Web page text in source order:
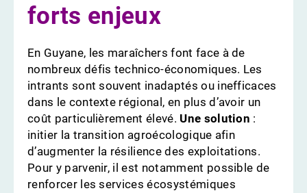
forts enjeux
En Guyane, les maraîchers font face à de
nombreux défis technico-économiques. Les
intrants sont souvent inadaptés ou inefficaces
dans le contexte régional, en plus d’avoir un
coût particulièrement élevé. Une solution :
initier la transition agroécologique afin
d’augmenter la résilience des exploitations.
Pour y parvenir, il est notamment possible de
renforcer les services écosystémiques